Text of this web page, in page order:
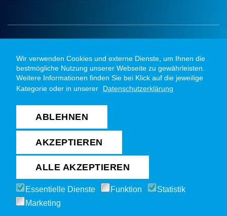
Wir verwenden Cookies und externe Dienste, um Ihnen die
bestmögliche Nutzung unserer Webseite zu gewährleisten.
Weitere Informationen finden Sie bei Klick auf die jeweilige
Kategorie oder in unserer
Datenschutzerklärung
ABLEHNEN
AKZEPTIEREN
ALLE AKZEPTIEREN
Essentielle Dienste Funktion
Statistik
Marketing
Copyright @ 2026 TSV Bayer Dormagen Handball
GmbH. Alle Rechte vorbehalten
Impressum|Datenschutz|Suche
Gruppenticket
Cookie Toolbar öffnen